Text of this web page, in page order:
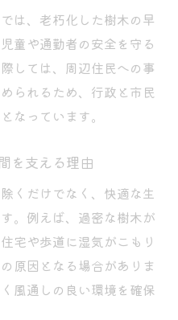
は、老朽化した樹木の早
童や通勤者の安全を守る
しては、周辺住民への事
られるため、行政と市民
なっています。
を支える理由
くだけでなく、快適な生
。例えば、過密な樹木が
宅や歩道に湿気がこもり
原因となる場合がありま
風通しの良い環境を確保